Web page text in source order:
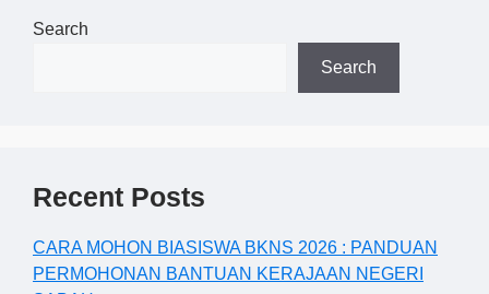
Search
Search
Recent Posts
CARA MOHON BIASISWA BKNS 2026 : PANDUAN
PERMOHONAN BANTUAN KERAJAAN NEGERI